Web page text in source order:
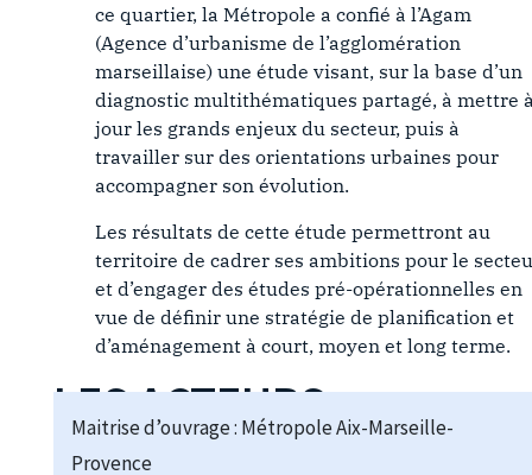
ce quartier, la Métropole a confié à l’Agam
(Agence d’urbanisme de l’agglomération
marseillaise) une étude visant, sur la base d’un
diagnostic multithématiques partagé, à mettre
jour les grands enjeux du secteur, puis à
travailler sur des orientations urbaines pour
accompagner son évolution.
Les résultats de cette étude permettront au
territoire de cadrer ses ambitions pour le
et d’engager des études pré-opérationnelles en
vue de définir une stratégie de planification et
d’aménagement à court, moyen et long terme.
LES ACTEURS
Maitrise d’ouvrage : Métropole Aix-Marseille-
Provence